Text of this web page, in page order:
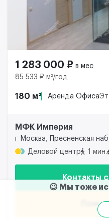
1 283 000 ₽ в мес
85 533 ₽ м²/год
180 м² Аренда Офиса
МФК Империя
г Москва, Пресненская
Деловой центр
1 мин.
Контакты
😉 Мы тоже